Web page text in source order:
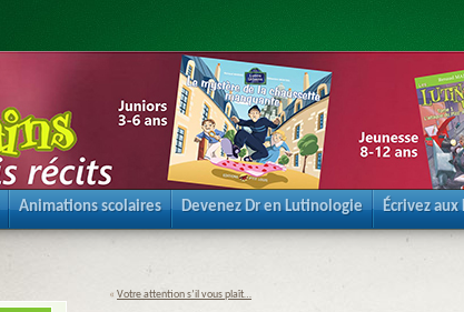
Animations scolaires Devenez Dr en Lutinologie Écrivez
« Votre attention s’il vous plaît…